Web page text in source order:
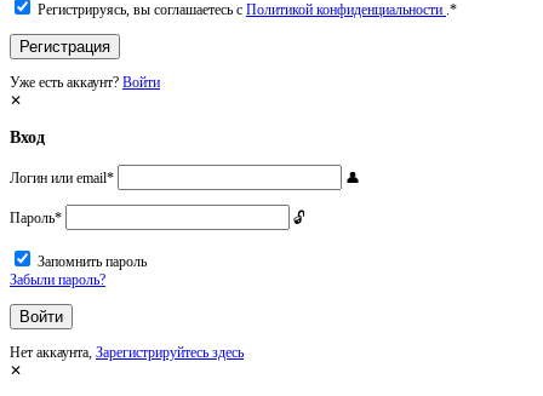
Регистрируясь, вы соглашаетесь с Политикой конфиденциальности .*
Уже есть аккаунт? Войти
Вход
Логин или email*
Пароль*
Запомнить пароль
Забыли пароль?
Нет аккаунта, Зарегистрируйтесь здесь